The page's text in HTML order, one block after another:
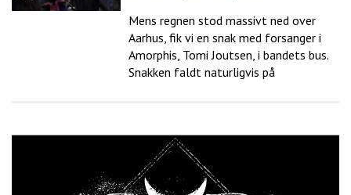
Mens regnen stod massivt ned over
Aarhus, fik vi en snak med forsanger i
Amorphis, Tomi Joutsen, i bandets bus.
Snakken faldt naturligvis på